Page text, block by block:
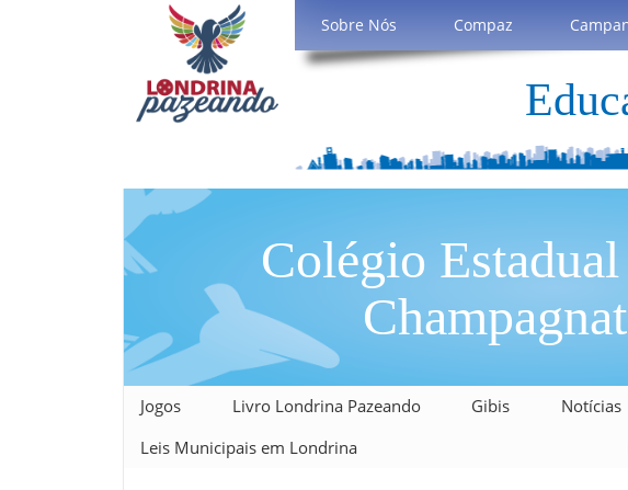
Sobre Nós Compaz
Colégio
Jogos Livro Londrina Pazeando Gibis Notícias
Leis Municipais em Londrina